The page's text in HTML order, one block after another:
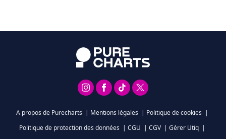
A propos de Purecharts | Mentions légales | Politique de cookies |
Politique de protection des données | CGU | CGV | Gérer Utiq |